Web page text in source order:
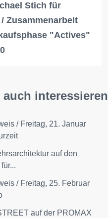
Stich für
Zusammenarbeit
"Actives"
interessieren
/ Freitag, 21. Januar
auf den
/ Freitag, 25. Februar
auf der PROMAX